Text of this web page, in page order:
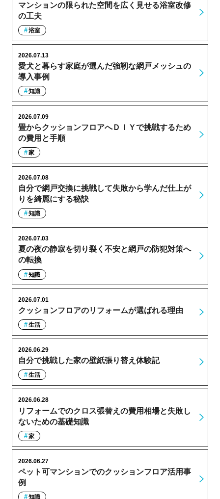
マンションの限られた空間を広く見せる浴室改修
の工夫
浴室
愛犬と暮らす家庭が選んだ強靭な網戸メッシュの
導入事例
2026.07.13
知識
畳からクッションフロアへＤＩＹで挑戦するため
の費用と手順
2026.07.09
家
自分で網戸交換に挑戦して失敗から学んだ仕上が
りを綺麗にする秘訣
2026.07.08
知識
夏の夜の静寂を切り裂く不安と網戸の防犯対策へ
の転換
2026.07.03
知識
クッションフロアのリフォームが選ばれる理由
2026.07.01
生活
自分で挑戦した家の壁紙張り替え体験記
2026.06.29
生活
リフォームでのクロス張替えの費用相場と失敗し
ないための基礎知識
2026.06.28
家
ペット可マンションでのクッションフロア活用事
例
2026.06.27
知識